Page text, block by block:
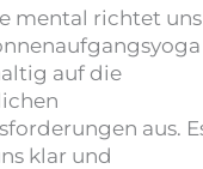
mental richtet uns
auf die
aus.
klar und